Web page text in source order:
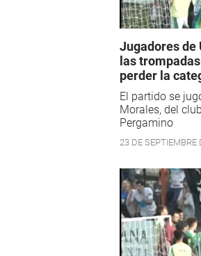
Jugadores de
las
perder la
El partido se
Morales, del
Pergamino
23 DE SEPTIEMBRE